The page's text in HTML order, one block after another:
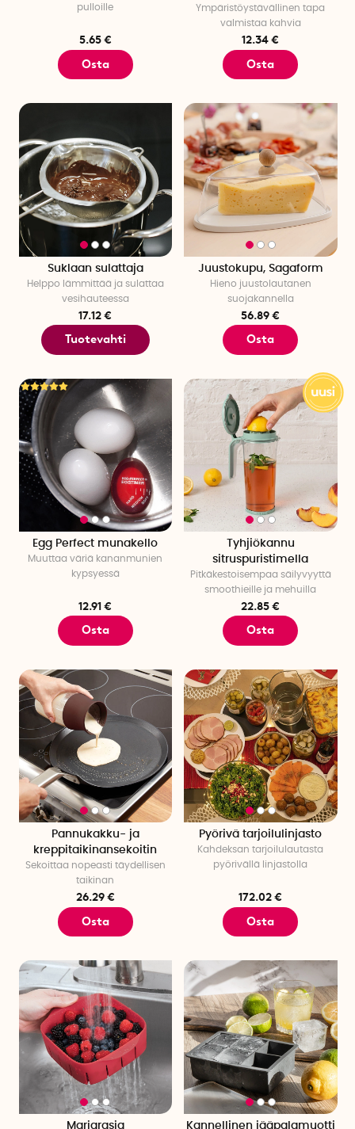
pulloille
5.65 €
Osta
Ympäristöystävällinen tapa
valmistaa kahvia
12.34 €
Osta
Suklaan sulattaja
Helppo lämmittää ja sulattaa
vesihauteessa
17.12 €
Tuotevahti
Juustokupu, Sagaform
Hieno juustolautanen
suojakannella
56.89 €
Osta
Egg Perfect munakello
Muuttaa väriä kananmunien
kypsyessä
12.91 €
Osta
Tyhjiökannu
sitruspuristimella
Pitkäkestoisempaa säilyvyyttä
smoothieille ja mehuilla
22.85 €
Osta
Pannukakku- ja
kreppitaikinansekoitin
Sekoittaa nopeasti täydellisen
taikinan
26.29 €
Osta
Pyörivä tarjoilulinjasto
Kahdeksan tarjoilulautasta
pyörivällä linjastolla
172.02 €
Osta
Marjarasia Kannellinen jääpalamuotti